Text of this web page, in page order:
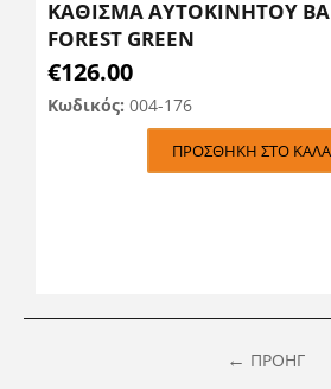
ΚΑΘΙΣΜΑ ΑΥΤΟΚΙΝΗΤΟΥ
FOREST GREEN
€126.00
Κωδικός: 004-176
ΠΡΟΣΘΉΚΗ ΣΤΟ
ΠΡΟΗΓ